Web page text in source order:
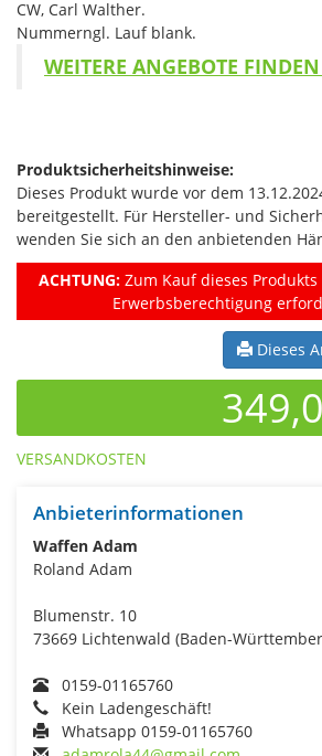
CW, Carl Walther.
Nummerngl. Lauf blank.
WEITERE ANGEBOTE
Produktsicherheitshinweise:
Dieses Produkt wurde vor dem
bereitgestellt. Für Hersteller- und
wenden Sie sich an den anbietenden
ACHTUNG:Zum Kauf dieses
Erwerbsberechtigung
Dieses
VERSANDKOSTEN
Anbieterinformationen
Waffen Adam
Roland Adam
Blumenstr. 10
73669 Lichtenwald (Baden-
0159-01165760
Kein Ladengeschäft!
Whatsapp 0159-01165760